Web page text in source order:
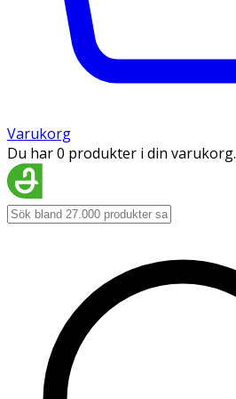
Varukorg
Du har 0 produkter i din varukorg.